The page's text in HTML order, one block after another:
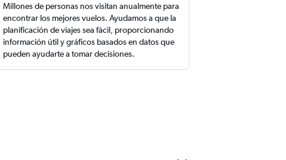
Millones de personas nos visitan anualmente para
encontrar los mejores vuelos. Ayudamos a que la
planificación de viajes sea fácil, proporcionando
información útil y gráficos basados en datos que
pueden ayudarte a tomar decisiones.